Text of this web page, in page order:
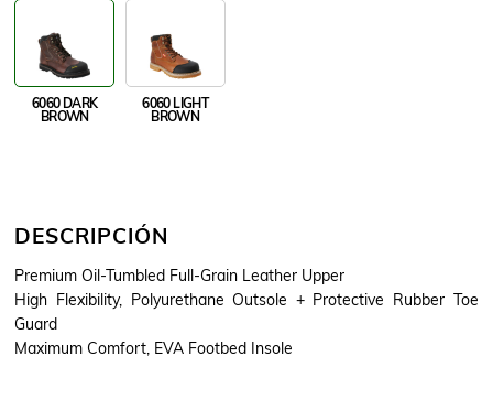
6060 DARK
BROWN
6060 LIGHT
BROWN
DESCRIPCIÓN
Premium Oil-Tumbled Full-Grain Leather Upper
High Flexibility, Polyurethane Outsole + Protective Rubber Toe
Guard
Maximum Comfort, EVA Footbed Insole